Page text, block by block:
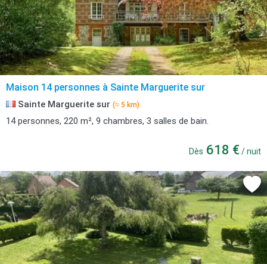
Maison 14 personnes à Sainte Marguerite sur
Sainte Marguerite sur (≈ 5 km)
14 personnes, 220 m², 9 chambres, 3 salles de bain.
Dès 618 € / nuit